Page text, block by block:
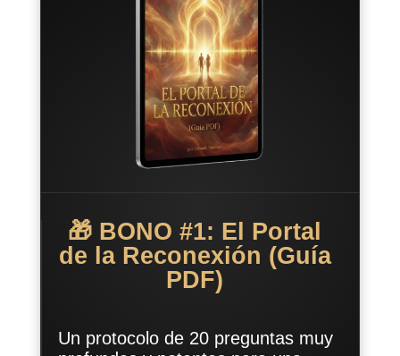
🎁 BONO #1: El Portal
de la Reconexión (Guía
PDF)
Un protocolo de 20 preguntas muy